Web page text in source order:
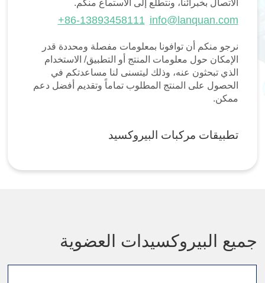
الاتصال بخبرائنا، ونتطلع إلى الاستماع منكم.
info@lanquan.com
+86-13893458111
نرجو منكم أن توافونا بمعلومات مفصلة ومحددة قدر
الإمكان حول معلومات المنتج أو التطبيق/ الاستخدام
الذي تبحثون عنه، وذلك ليتسنى لنا مساعدتكم في
الحصول على المنتج المطلوب تماماً وتقديم أفضل دعم
ممكن.
تطبيقات مركبات البيروكسيد
جميع البيروكسيدات العضوية